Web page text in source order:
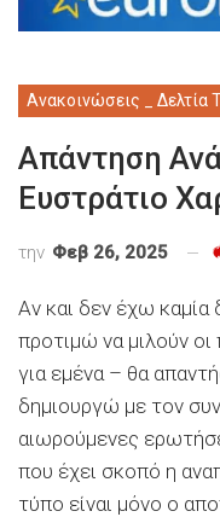
Ανακοινώσεις _ Δελτία
Απάντηση
Ευστράτιο
την Φεβ 26, 2025
Αν και δεν έχω καμία
προτιμώ να μιλούν
για εμένα – θα
δημιουργώ με τον
αιωρούμενες
που έχει σκοπό η
τύπο είναι μόνο ο